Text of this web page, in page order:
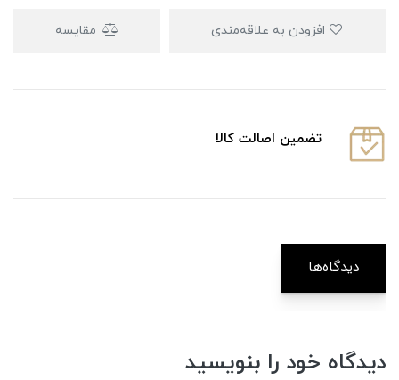
مقایسه
تضمین اصالت کالا
دیدگاه‌ها
دیدگاه خود را بنویسید